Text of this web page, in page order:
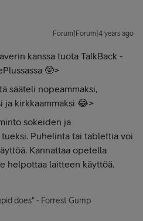
Forum|Forum|4 years ago
kanssa tuota TalkBack -
🤓>
sääteli nopeammaksi,
ja kirkkaammaksi 😂>
sokeiden ja
Puhelinta tai tablettia voi
Kannattaa opetella
helpottaa laitteen käyttöä.
does" - Forrest Gump